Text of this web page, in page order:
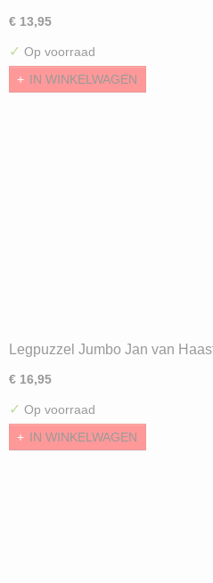
€ 13,95
✓ Op voorraad
IN WINKELWAGEN
Legpuzzel Jumbo Jan van
€ 16,95
✓ Op voorraad
IN WINKELWAGEN